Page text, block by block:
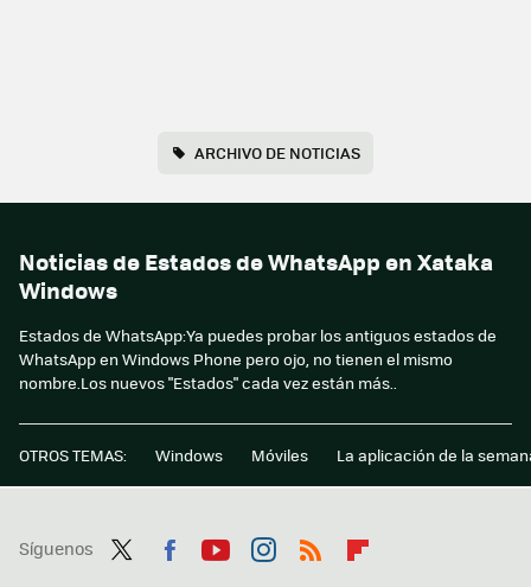
ARCHIVO DE NOTICIAS
Noticias de Estados de WhatsApp en Xataka
Windows
Estados de WhatsApp:Ya puedes probar los antiguos estados de
WhatsApp en Windows Phone pero ojo, no tienen el mismo
nombre.Los nuevos "Estados" cada vez están más..
OTROS TEMAS: Windows Móviles La aplicación de la
Síguenos